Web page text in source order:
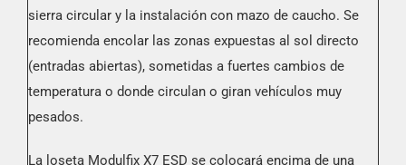
sierra circular y la instalación con mazo de caucho. Se
recomienda encolar las zonas expuestas al sol directo
(entradas abiertas), sometidas a fuertes cambios de
temperatura o donde circulan o giran vehículos muy
pesados.
La loseta Modulfix X7 ESD se colocará encima de una